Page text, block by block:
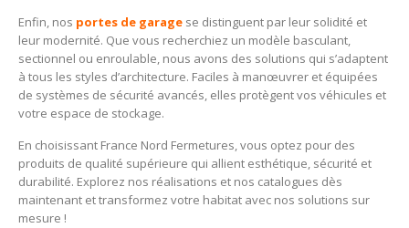
Enfin, nos portes de garage se distinguent par leur solidité et
leur modernité. Que vous recherchiez un modèle basculant,
sectionnel ou enroulable, nous avons des solutions qui s’adaptent
à tous les styles d’architecture. Faciles à manœuvrer et équipées
de systèmes de sécurité avancés, elles protègent vos véhicules et
votre espace de stockage.
En choisissant France Nord Fermetures, vous optez pour des
produits de qualité supérieure qui allient esthétique, sécurité et
durabilité. Explorez nos réalisations et nos catalogues dès
maintenant et transformez votre habitat avec nos solutions sur
mesure !